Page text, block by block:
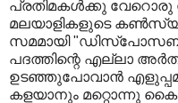
പ്രതിമകള്‍ക്കു
മലയാളികളുടെ
സമമായി
പദത്തിന്റെ എല്ലാ
ഉടഞ്ഞുപോവാന്‍
കളയാനും മറ്റൊന്നു